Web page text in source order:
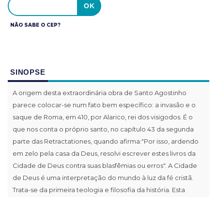
NÃO SABE O CEP?
SINOPSE
A origem desta extraordinária obra de Santo Agostinho
parece colocar-se num fato bem específico: a invasão e o
saque de Roma, em 410, por Alarico, rei dos visigodos. É o
que nos conta o próprio santo, no capítulo 43 da segunda
parte das Retractationes, quando afirma:"Por isso, ardendo
em zelo pela casa da Deus, resolvi escrever estes livros da
Cidade de Deus contra suas blasfêmias ou erros". A Cidade
de Deus é uma interpretação do mundo à luz da fé cristã.
Trata-se da primeira teologia e filosofia da história. Esta